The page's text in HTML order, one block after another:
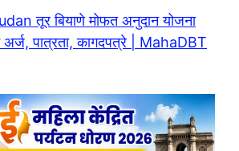
तूर बियाणे मोफत अनुदान योजना
पात्रता, कागदपत्रे | MahaDBT